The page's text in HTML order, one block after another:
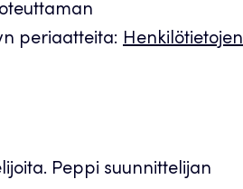
periaatteita: Henkilötietojen
Peppi suunnittelijan